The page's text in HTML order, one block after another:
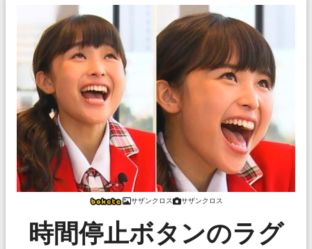
サザンクロス サザンクロス
時間停止ボタンのラグ